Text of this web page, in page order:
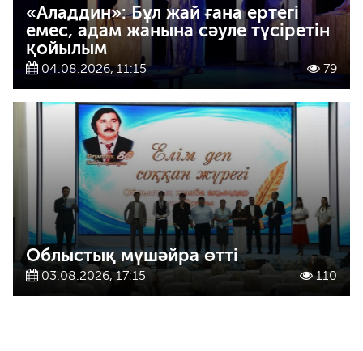
«Аладдин»: Бұл жай ғана ертегі
емес, адам жанына сәуле түсіретін
қойылым
04.08.2026, 11:15 79
Облыстық мүшәйра өтті
03.08.2026, 17:15 110